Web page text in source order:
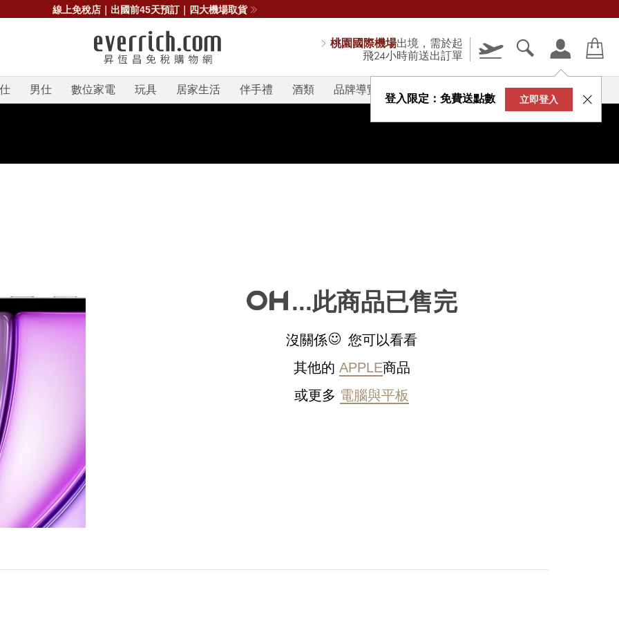
線上免稅店｜出國前45天預訂｜四大機場取貨
桃園國際機場出境，需於起
飛24小時前送出訂單
登入限定：免費送點數 立即登入
男仕 數位家電 玩具 居家生活 伴手禮 酒類 品牌導覽 V-STORY
...此商品已售完
沒關係
您可以看看
其他的 APPLE商品
或更多 電腦與平板